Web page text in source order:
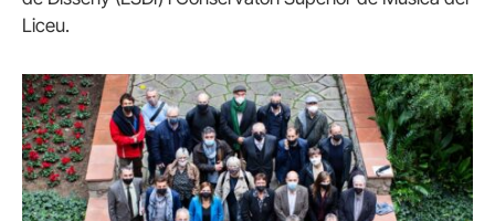
Liceu.